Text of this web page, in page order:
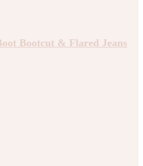
Bootcut & Flared Jeans